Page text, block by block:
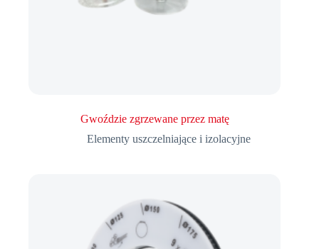
Gwoździe zgrzewane przez matę
Elementy uszczelniające i izolacyjne